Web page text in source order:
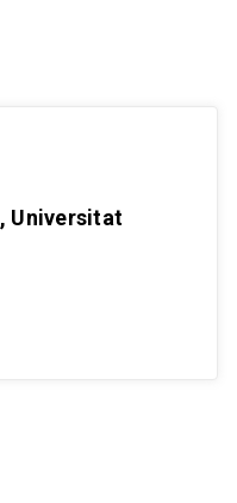
Universitat